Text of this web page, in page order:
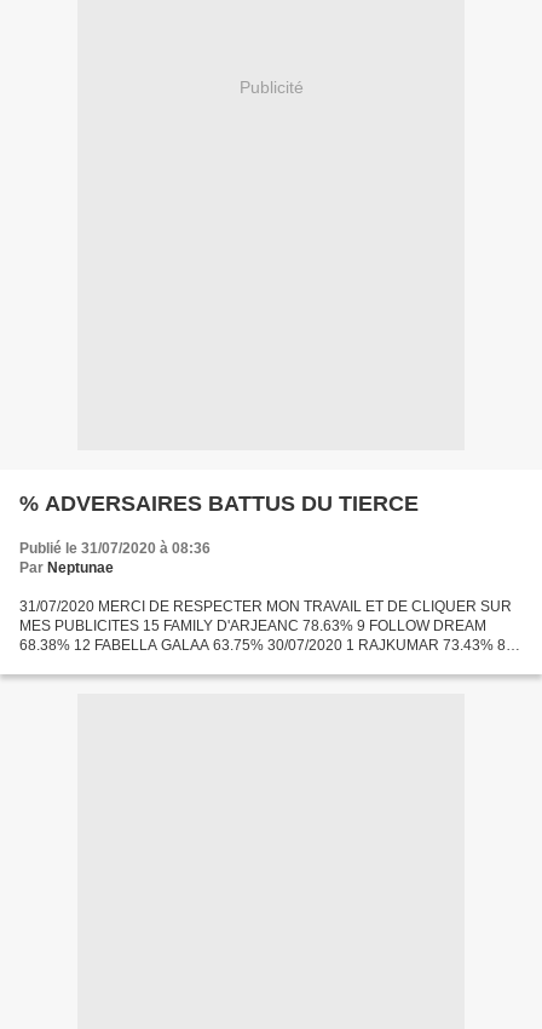
Publicité
% ADVERSAIRES BATTUS DU TIERCE
Publié le 31/07/2020 à 08:36
Par Neptunae
31/07/2020 MERCI DE RESPECTER MON TRAVAIL ET DE CLIQUER SUR
MES PUBLICITES 15 FAMILY D'ARJEANC 78.63% 9 FOLLOW DREAM
68.38% 12 FABELLA GALAA 63.75% 30/07/2020 1 RAJKUMAR 73.43% 8
RESPECTER MON TRAVAIL...